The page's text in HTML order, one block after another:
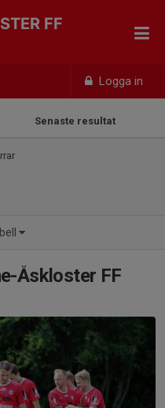
Logga in
FF
Senaste resultat
Åskloster FF